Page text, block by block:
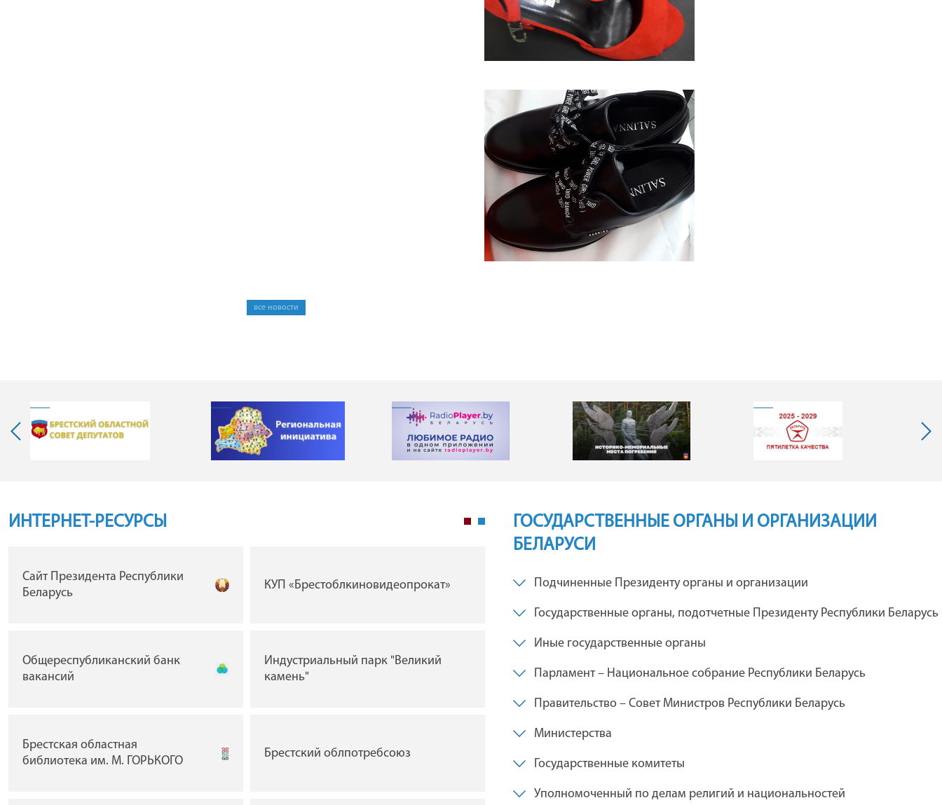
все новости
ИНТЕРНЕТ-РЕСУРСЫ
Сайт Президента Республики
Беларусь
КУП «Брестоблкиновидеопрокат»
Общереспубликанский банк
вакансий
Индустриальный парк "Великий
камень"
Брестская областная
библиотека им. М. ГОРЬКОГО
Брестский облпотребсоюз
ГУ "Брестская областная
филармония"
Каталог предприятий концерна
"Беллегпром"
драмы им. Ленинского комсомола
Дебюрократизация
Брестская таможня
ГОСУДАРСТВЕННЫЕ ОРГАНЫ И ОРГАНИЗАЦИИ
БЕЛАРУСИ
Подчиненные Президенту органы и организации
Государственные органы, подотчетные Президенту Республики Беларусь
Иные государственные органы
Парламент – Национальное собрание Республики Беларусь
Правительство – Совет Министров Республики Беларусь
Министерства
Государственные комитеты
Уполномоченный по делам религий и национальностей